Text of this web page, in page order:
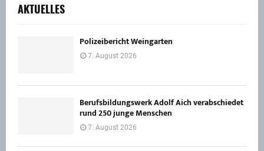
AKTUELLES
Polizeibericht Weingarten
7. August 2026
Berufsbildungswerk Adolf Aich verabschiedet
rund 250 junge Menschen
7. August 2026